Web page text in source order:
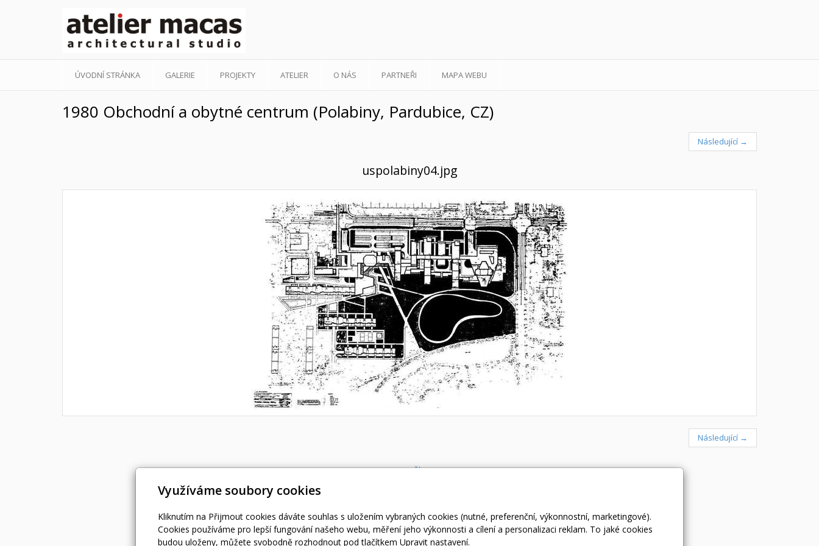
ÚVODNÍ STRÁNKA GALERIE PROJEKTY ATELIER O NÁS PARTNEŘI MAPA WEBU
1980 Obchodní a obytné centrum (Polabiny, Pardubice, CZ)
Následující →
uspolabiny04.jpg
Následující →
« zpět
Využíváme soubory cookies
Kliknutím na Přijmout cookies dáváte souhlas s uložením vybraných cookies (nutné, preferenční, výkonnostní, marketingové).
Cookies používáme pro lepší fungování našeho webu, měření jeho výkonnosti a cílení a personalizaci reklam. To jaké cookies
budou uloženy, můžete svobodně rozhodnout pod tlačítkem Upravit nastavení.